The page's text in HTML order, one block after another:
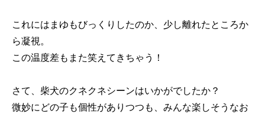
これにはまゆもびっくりしたのか、少し離れたところか
ら凝視。
この温度差もまた笑えてきちゃう！
さて、柴犬のクネクネシーンはいかがでしたか？
微妙にどの子も個性がありつつも、みんな楽しそうなお